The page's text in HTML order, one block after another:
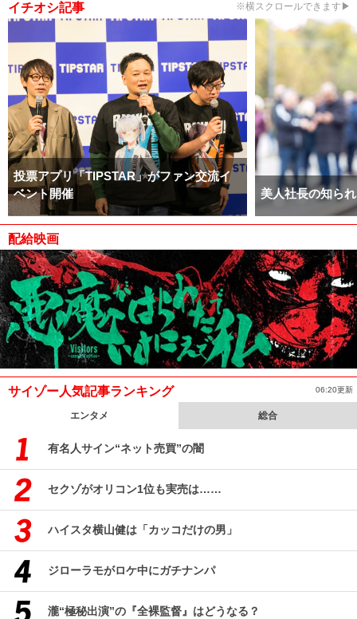
イチオシ記事 ※横スクロールできます▶
投票アプリ「TIPSTAR」がファン交流イ
ベント開催
美人社長の知ら
配給映画
サイゾー人気記事ランキング 06:20更新
エンタメ 総合
有名人サイン“ネット売買”の闇
セクゾがオリコン1位も実売は……
ハイスタ横山健は「カッコだけの男」
ジローラモがロケ中にガチナンパ
瀧“極秘出演”の『全裸監督』はどうなる？